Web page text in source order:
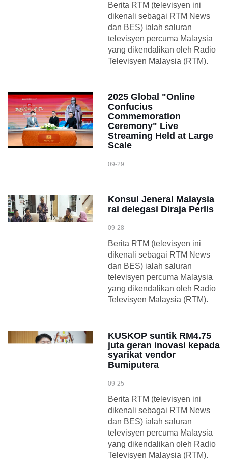
Berita RTM (televisyen ini
dikenali sebagai RTM News
dan BES) ialah saluran
televisyen percuma Malaysia
yang dikendalikan oleh Radio
Televisyen Malaysia (RTM).
2025 Global "Online
Confucius
Commemoration
Ceremony" Live
Streaming Held at Large
Scale
09-29
Konsul Jeneral Malaysia
rai delegasi Diraja Perlis
09-28
Berita RTM (televisyen ini
dikenali sebagai RTM News
dan BES) ialah saluran
televisyen percuma Malaysia
yang dikendalikan oleh Radio
Televisyen Malaysia (RTM).
KUSKOP suntik RM4.75
juta geran inovasi kepada
syarikat vendor
Bumiputera
09-25
Berita RTM (televisyen ini
dikenali sebagai RTM News
dan BES) ialah saluran
televisyen percuma Malaysia
yang dikendalikan oleh Radio
Televisyen Malaysia (RTM).